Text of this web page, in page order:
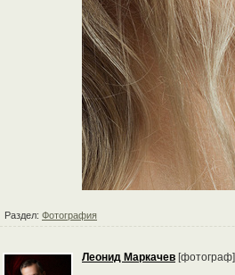
Раздел: Фотография
Леонид Маркачев [фотограф]